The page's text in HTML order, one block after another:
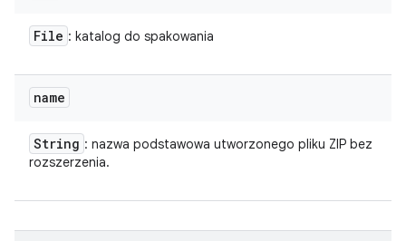
File : katalog do spakowania
name
String : nazwa podstawowa utworzonego pliku ZIP bez
rozszerzenia.